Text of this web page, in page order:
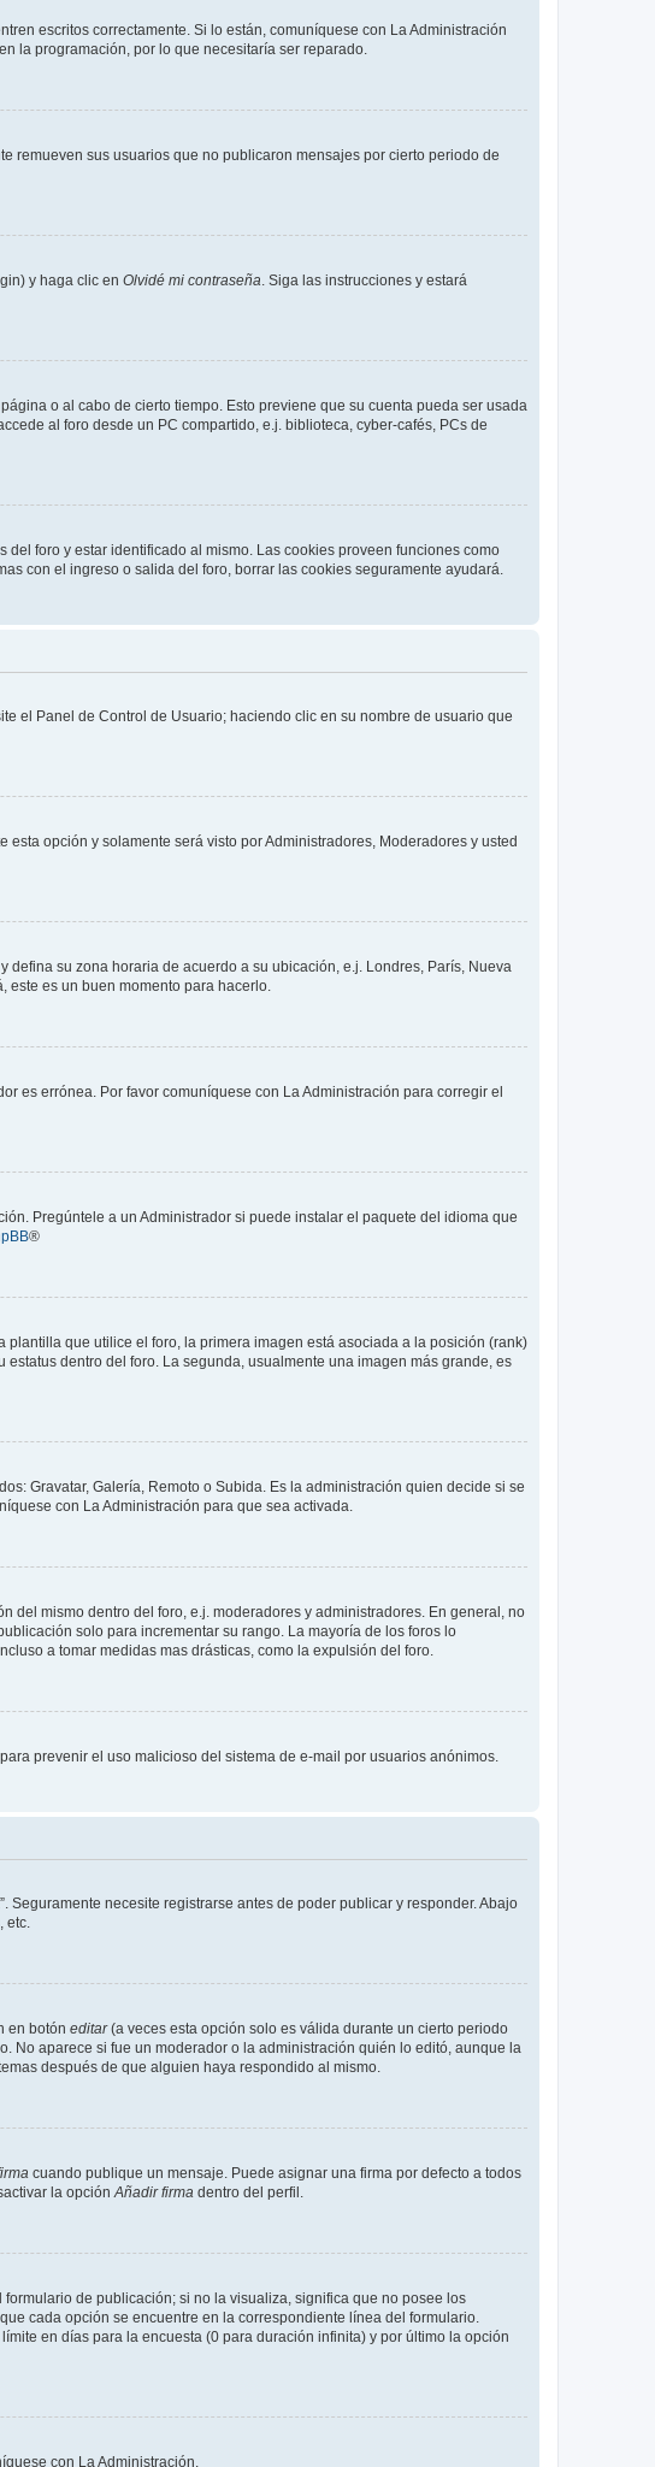
escritos correctamente. Si lo están, comuníquese con La Administración
la programación, por lo que necesitaría ser reparado.
remueven sus usuarios que no publicaron mensajes por cierto periodo de
y haga clic en Olvidé mi contraseña . Siga las instrucciones y estará
o al cabo de cierto tiempo. Esto previene que su cuenta pueda ser usada
al foro desde un PC compartido, e.j. biblioteca, cyber-cafés, PCs de
foro y estar identificado al mismo. Las cookies proveen funciones como
con el ingreso o salida del foro, borrar las cookies seguramente ayudará.
el Panel de Control de Usuario; haciendo clic en su nombre de usuario que
esta opción y solamente será visto por Administradores, Moderadores y usted
su zona horaria de acuerdo a su ubicación, e.j. Londres, París, Nueva
este es un buen momento para hacerlo.
es errónea. Por favor comuníquese con La Administración para corregir el
Pregúntele a un Administrador si puede instalar el paquete del idioma que
®
que utilice el foro, la primera imagen está asociada a la posición (rank)
dentro del foro. La segunda, usualmente una imagen más grande, es
Gravatar, Galería, Remoto o Subida. Es la administración quien decide si se
con La Administración para que sea activada.
mismo dentro del foro, e.j. moderadores y administradores. En general, no
solo para incrementar su rango. La mayoría de los foros lo
a tomar medidas mas drásticas, como la expulsión del foro.
prevenir el uso malicioso del sistema de e-mail por usuarios anónimos.
Seguramente necesite registrarse antes de poder publicar y responder. Abajo
etc.
en botón editar(a veces esta opción solo es válida durante un cierto periodo
No aparece si fue un moderador o la administración quién lo editó, aunque la
después de que alguien haya respondido al mismo.
cuando publique un mensaje. Puede asignar una firma por defecto a todos
la opción Añadir firma dentro del perfil.
de publicación; si no la visualiza, significa que no posee los
cada opción se encuentre en la correspondiente línea del formulario.
en días para la encuesta (0 para duración infinita) y por último la opción
con La Administración.